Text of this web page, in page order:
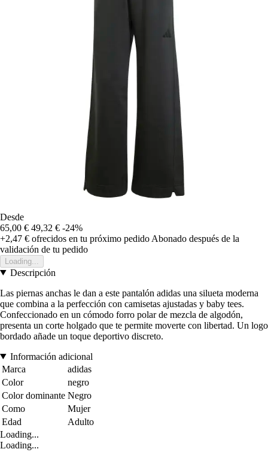
Desde
65,00 € 49,32 € -24%
+2,47 € ofrecidos en tu próximo pedido Abonado después de la
validación de tu pedido
Loading...
Descripción
Las piernas anchas le dan a este pantalón adidas una silueta moderna
que combina a la perfección con camisetas ajustadas y baby tees.
Confeccionado en un cómodo forro polar de mezcla de algodón,
presenta un corte holgado que te permite moverte con libertad. Un logo
bordado añade un toque deportivo discreto.
Información adicional
Marca
adidas
Color
negro
Color dominante Negro
Como
Mujer
Edad
Adulto
Loading...
Loading...